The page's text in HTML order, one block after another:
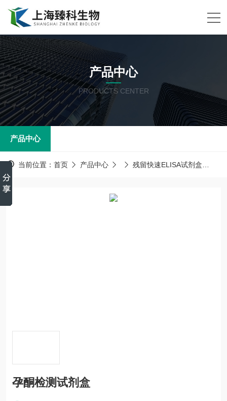
产品中心
PRODUCTS CENTER
产品中心
当前位置： 首页 产品中心 残留快速ELISA试剂盒
孕酮检测试剂盒